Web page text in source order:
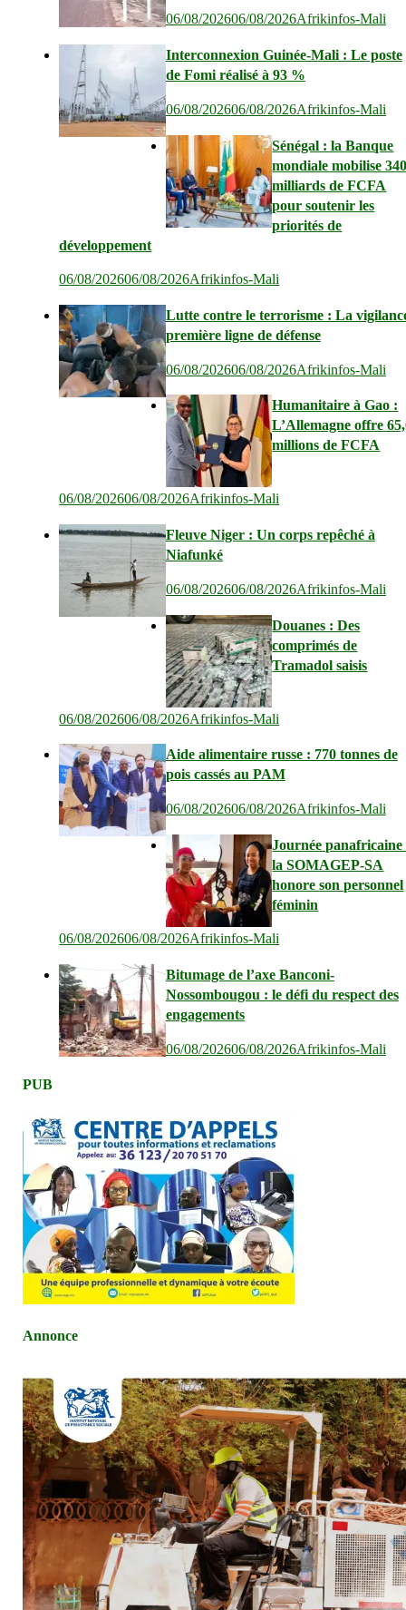
06/08/202606/08/2026Afrikinfos-Mali
Interconnexion Guinée-Mali : Le poste
de Fomi réalisé à 93 %
06/08/202606/08/2026Afrikinfos-Mali
Sénégal : la Banque
mondiale mobilise
milliards de FCFA
pour soutenir les
priorités de
développement
06/08/202606/08/2026Afrikinfos-Mali
Lutte contre le terrorisme : La
première ligne de défense
06/08/202606/08/2026Afrikinfos-Mali
Humanitaire à Gao :
L’Allemagne offre
millions de FCFA
06/08/202606/08/2026Afrikinfos-Mali
Fleuve Niger : Un corps repêché à
Niafunké
06/08/202606/08/2026Afrikinfos-Mali
Douanes : Des
comprimés de
Tramadol saisis
06/08/202606/08/2026Afrikinfos-Mali
Aide alimentaire russe : 770 tonnes de
pois cassés au PAM
06/08/202606/08/2026Afrikinfos-Mali
Journée panafricaine
la SOMAGEP-SA
honore son personnel
féminin
06/08/202606/08/2026Afrikinfos-Mali
Bitumage de l’axe Banconi-
Nossombougou : le défi du respect des
engagements
06/08/202606/08/2026Afrikinfos-Mali
PUB
Annonce